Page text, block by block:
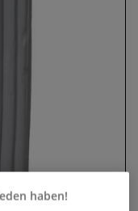
haben!